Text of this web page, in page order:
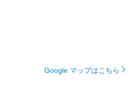
Google マップはこちら